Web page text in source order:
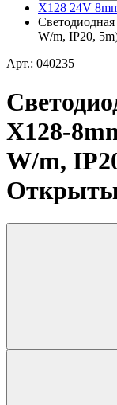
X128 24V
W/m, IP20,
Арт.: 040235
X128-
W/m,